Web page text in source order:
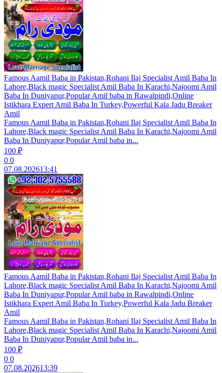
Famous Aamil Baba in Pakistan,Rohani Ilaj Specialist Amil Baba In
Lahore,Black magic Specialist Amil Baba In Karachi,Najoomi Amil
Baba In Duniyapur,Popular Amil baba in Rawalpindi,Online
Istikhara Expert Amil Baba In Turkey,Powerful Kala Jadu Breaker
Amil
Famous Aamil Baba in Pakistan,Rohani Ilaj Specialist Amil Baba In
Lahore,Black magic Specialist Amil Baba In Karachi,Najoomi Amil
Baba In Duniyapur,Popular Amil baba in...
100 ₽
0 0
07.08.202613:41
Famous Aamil Baba in Pakistan,Rohani Ilaj Specialist Amil Baba In
Lahore,Black magic Specialist Amil Baba In Karachi,Najoomi Amil
Baba In Duniyapur,Popular Amil baba in Rawalpindi,Online
Istikhara Expert Amil Baba In Turkey,Powerful Kala Jadu Breaker
Amil
Famous Aamil Baba in Pakistan,Rohani Ilaj Specialist Amil Baba In
Lahore,Black magic Specialist Amil Baba In Karachi,Najoomi Amil
Baba In Duniyapur,Popular Amil baba in...
100 ₽
0 0
07.08.202613:39